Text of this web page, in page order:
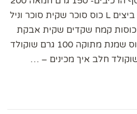
גרם שוקולד מריר 4 ביצים L כוס סוכר שקית סוכר וניל
2 כפות קקאו ¾1 כוסות קמח שקדים שקית אבקת
אפיה לגנאש: 1/2 כוס שמנת מתוקה 100 גרם שוקולד